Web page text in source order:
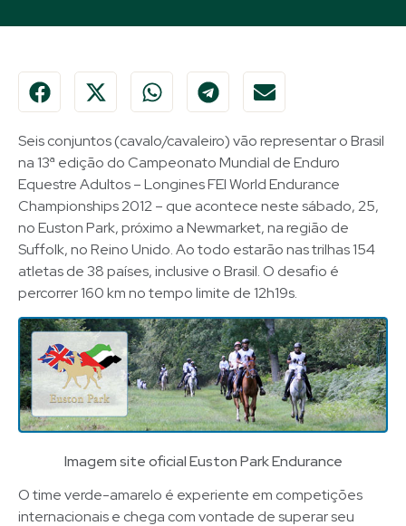
Seis conjuntos (cavalo/cavaleiro) vão representar o Brasil
na 13ª edição do Campeonato Mundial de Enduro
Equestre Adultos – Longines FEI World Endurance
Championships 2012 – que acontece neste sábado, 25,
no Euston Park, próximo a Newmarket, na região de
Suffolk, no Reino Unido. Ao todo estarão nas trilhas 154
atletas de 38 países, inclusive o Brasil. O desafio é
percorrer 160 km no tempo limite de 12h19s.
Imagem site oficial Euston Park Endurance
O time verde-amarelo é experiente em competições
internacionais e chega com vontade de superar seu